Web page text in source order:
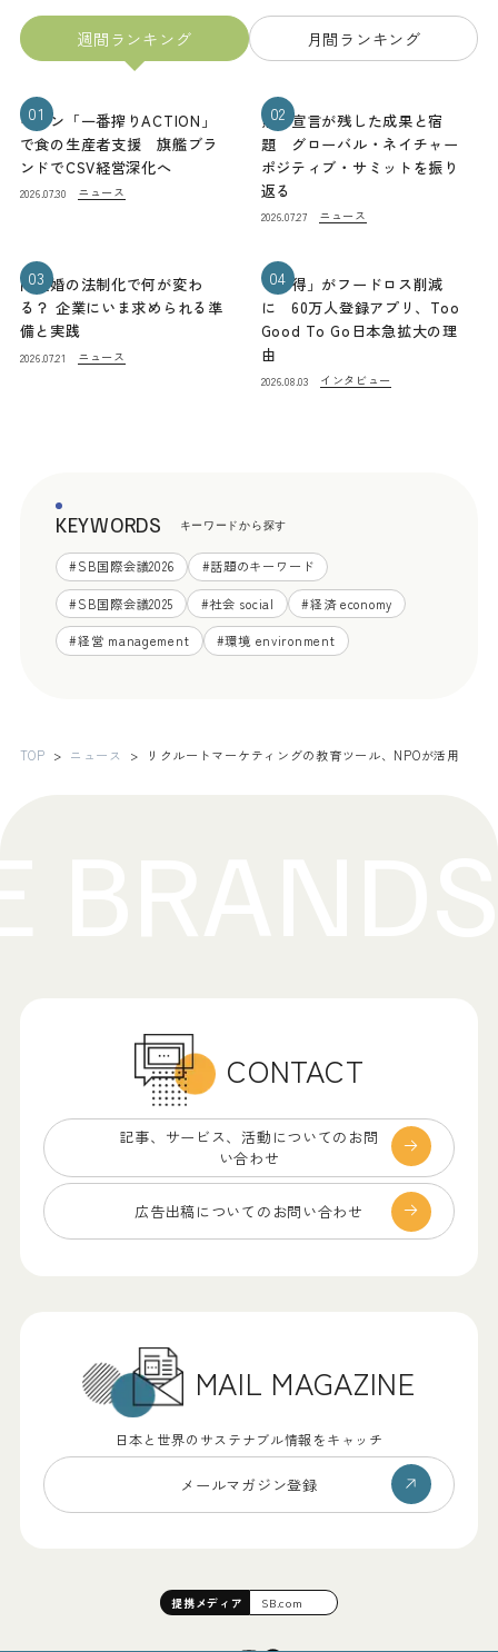
週間ランキング 月間ランキング
01
キリン「一番搾りACTION」
で食の生産者支援 旗艦ブラ
ンドでCSV経営深化へ
2026.07.30 ニュース
02
熊本宣言が残した成果と宿
題 グローバル・ネイチャー
ポジティブ・サミットを振り
返る
2026.07.27 ニュース
03
同性婚の法制化で何が変わ
る？ 企業にいま求められる準
備と実践
2026.07.21 ニュース
04
「お得」がフードロス削減
に 60万人登録アプリ、Too
Good To Go日本急拡大の理
由
2026.08.03 インタビュー
KEYWORDS キーワードから探す
#SB国際会議2026 #話題のキーワード
#SB国際会議2025 #社会 social #経済 economy
#経営 management #環境 environment
TOP ニュース リクルートマーケティングの教育ツール、NPOが活用
CONTACT
記事、サービス、 活動についてのお問
い合わせ
広告出稿についての お問い合わせ
MAIL MAGAZINE
日本と世界のサステナブル情報をキャッチ
メールマガジン登録
提携メディア SB.com